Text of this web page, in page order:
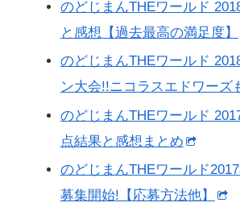
のどじまんTHEワールド
と感想【過去最高の満足度】
のどじまんTHEワールド
ン大会!!ニコラスエドワーズ
のどじまんTHEワールド
点結果と感想まとめ
のどじまんTHEワールド
募集開始!【応募方法他】